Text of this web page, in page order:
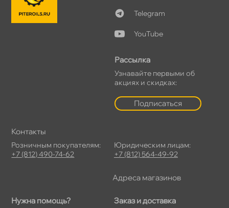
Нужна помощь? Заказ и доставка
Telegram
YouTube
Рассылка
Узнавайте первыми о
акциях и скидках:
Подписаться
Контакты
Розничным покупателям:
+7 (812) 490-74-62
Юридическим лицам:
+7 (812) 564-49-92
Адреса магазино